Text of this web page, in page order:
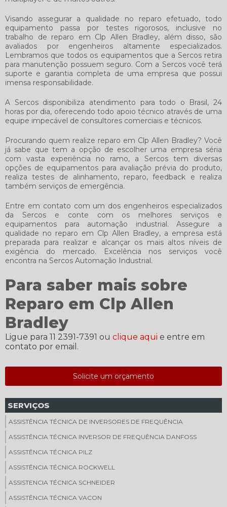
Visando assegurar a qualidade no reparo efetuado, todo
equipamento passa por testes rigorosos, inclusive no
trabalho de reparo em Clp Allen Bradley, além disso, são
avaliados por engenheiros altamente especializados.
Lembramos que todos os equipamentos que a Sercos retira
para manutenção possuem seguro. Com a Sercos você terá
suporte e garantia completa de uma empresa que possui
imensa responsabilidade.
A Sercos disponibiliza atendimento para todo o Brasil, 24
horas por dia, oferecendo todo apoio técnico através de uma
equipe impecável de consultores comerciais e técnicos.
Procurando quem realize reparo em Clp Allen Bradley? Você
já sabe que tem a opção de escolher uma empresa séria
com vasta experiência no ramo, a Sercos tem diversas
opções de equipamentos para avaliação prévia do produto,
realiza testes de alinhamento, reparo, feedback e realiza
também serviços de emergência.
Entre em contato com um dos engenheiros especializados
da Sercos e conte com os melhores serviços e
equipamentos para automação industrial. Assegure a
qualidade no reparo em Clp Allen Bradley, a empresa está
preparada para realizar e alcançar os mais altos níveis de
exigência do mercado. Excelência nos serviços você
encontra na Sercos Automação Industrial.
Para saber mais sobre
Reparo em Clp Allen
Bradley
Ligue para 11 2391-7391 ou clique aqui e entre em
contato por email.
Solicite um orçamento
SERVIÇOS
ASSISTÊNCIA TÉCNICA DE INVERSORES DE FREQUÊNCIA
ASSISTÊNCIA TÉCNICA INVERSOR DE FREQUÊNCIA DANFOSS
ASSISTÊNCIA TÉCNICA PILZ
ASSISTÊNCIA TÉCNICA ROCKWELL
ASSISTENCIA TÉCNICA SCHNEIDER
ASSISTÊNCIA TÉCNICA VACON